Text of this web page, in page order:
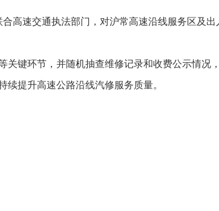
高速交通执法部门，对沪常高速沿线服务区及
键环节，并随机抽查维修记录和收费公示情况
提升高速公路沿线汽修服务质量。